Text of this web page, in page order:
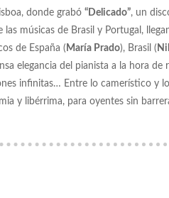
donde grabó “Delicado”, un
músicas de Brasil y Portugal,
de España ( María Prado), Brasil (
elegancia del pianista a la hora
infinitas… Entre lo camerístico y
y libérrima, para oyentes sin